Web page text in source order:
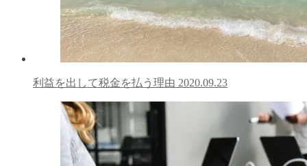
利益を出して税金を払う理由 2020.09.23